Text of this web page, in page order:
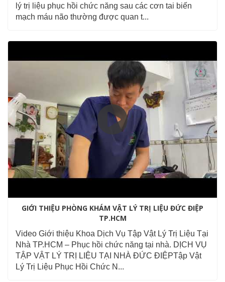
lý trị liệu phục hồi chức năng sau các cơn tai biến
mạch máu não thường được quan t...
GIỚI THIỆU PHÒNG KHÁM VẬT LÝ TRỊ LIỆU ĐỨC ĐIỆP
TP.HCM
Video Giới thiệu Khoa Dịch Vụ Tập Vật Lý Trị Liệu Tại
Nhà TP.HCM – Phục hồi chức năng tại nhà. DỊCH VỤ
TẬP VẬT LÝ TRỊ LIỆU TẠI NHÀ ĐỨC ĐIỆPTập Vật
Lý Trị Liệu Phục Hồi Chức N...